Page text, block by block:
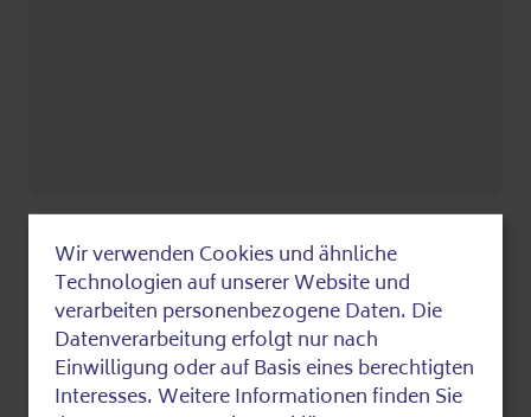
عرض في خرائط غوغل
الأسئلة:
of
personal
Wir verwenden Cookies und ähnliche
Technologien auf unserer Website und
verarbeiten personenbezogene Daten. Die
Datenverarbeitung erfolgt nur nach
Einwilligung oder auf Basis eines berechtigten
Interesses. Weitere Informationen finden Sie